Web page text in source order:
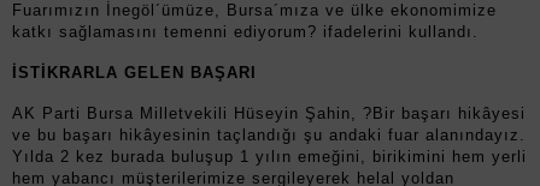
Fuarımızın İnegöl´ümüze, Bursa´mıza ve ülke ekonomimize
katkı sağlamasını temenni ediyorum? ifadelerini kullandı.
İSTİKRARLA GELEN BAŞARI
AK Parti Bursa Milletvekili Hüseyin Şahin, ?Bir başarı hikâyesi
ve bu başarı hikâyesinin taçlandığı şu andaki fuar alanındayız.
Yılda 2 kez burada buluşup 1 yılın emeğini, birikimini hem yerli
hem yabancı müşterilerimize sergileyerek helal yoldan